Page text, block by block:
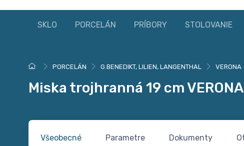
SKLO PORCELÁN PRÍBORY STOLOVANIE
PORCELÁN G.BENEDIKT, LILIEN, LANGENTHAL VERONA
Miska trojhranná 19 cm VERONA
Všeobecné Parametre Dokumenty